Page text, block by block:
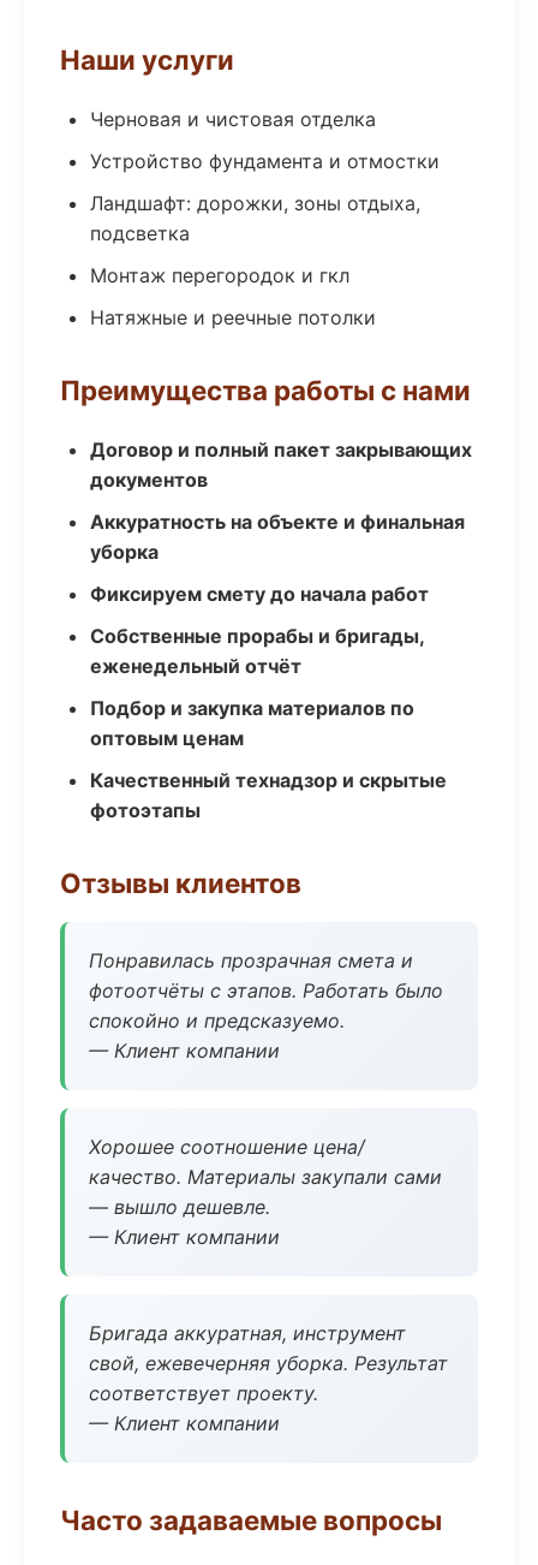
Наши услуги
Черновая и чистовая отделка
Устройство фундамента и отмостки
Ландшафт: дорожки, зоны отдыха,
подсветка
Монтаж перегородок и гкл
Натяжные и реечные потолки
Преимущества работы с нами
Договор и полный пакет закрывающих
документов
Аккуратность на объекте и финальная
уборка
Фиксируем смету до начала работ
Собственные прорабы и бригады,
еженедельный отчёт
Подбор и закупка материалов по
оптовым ценам
Качественный технадзор и скрытые
фотоэтапы
Отзывы клиентов
Понравилась прозрачная смета и
фотоотчёты с этапов. Работать было
спокойно и предсказуемо.
— Клиент компании
Хорошее соотношение цена/
качество. Материалы закупали сами
— вышло дешевле.
— Клиент компании
Бригада аккуратная, инструмент
свой, ежевечерняя уборка. Результат
соответствует проекту.
— Клиент компании
Часто задаваемые вопросы